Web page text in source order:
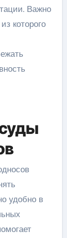
Важно
которого
удобно в